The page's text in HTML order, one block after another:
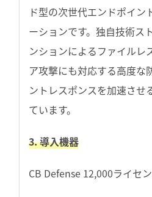
ド型の次世代エンドポイン
ーションです。独自技術ス
ンションによるファイルレ
ア攻撃にも対応する高度な
ントレスポンスを加速させ
ています。
3. 導入機器
CB Defense 12,000ライセ